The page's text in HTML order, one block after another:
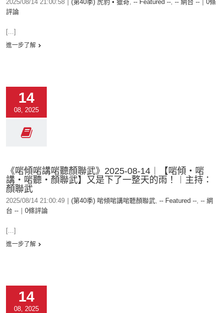
2025/08/14 21:00:58 (第40季) 虎豹 • 獵奇, -- Featured --, -- 網台 --
0條
評論
[...]
進一步了解
14
08, 2025
《啱傾啱講啱聽顏聯武》2025-08-14︱【啱傾‧啱
講‧啱聽‧顏聯武】又是下了一整天的雨！︱主持：
顏聯武
2025/08/14 21:00:49 (第40季) 啱傾啱講啱聽顏聯武, -- Featured --, -- 網
台 --
0條評論
[...]
進一步了解
14
08, 2025